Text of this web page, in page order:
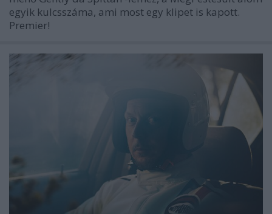
egyik kulcsszáma, ami most egy klipet is kapott.
Premier!